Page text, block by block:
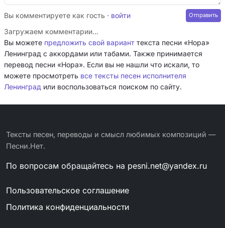
Вы комментируете как гость · войти
Загружаем комментарии…
Вы можете предложить свой вариант текста песни «Нора»
Ленинград с аккордами или табами. Также принимается
перевод песни «Нора». Если вы не нашли что искали, то
можете просмотреть все тексты песен исполнителя
Ленинград или воспользоваться поиском по сайту.
Тексты песен, переводы и смысл любимых композиций —
Песни.Нет.
По вопросам обращайтесь на pesni.net@yandex.ru
Пользовательское соглашение
Политика конфиденциальности